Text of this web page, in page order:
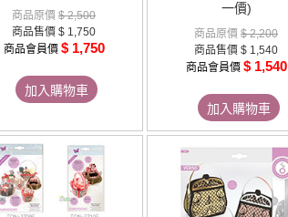
商品原價 $ 2,500
商品售價 $ 1,750
商品會員價 $ 1,750
加入購物車
一價)
商品原價 $ 2,200
商品售價 $ 1,540
商品會員價 $ 1,540
加入購物車